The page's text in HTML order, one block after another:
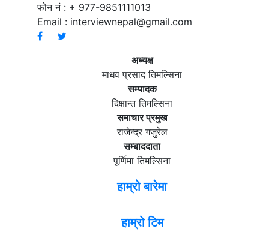
फोन नं : + 977-9851111013
Email : interviewnepal@gmail.com
अध्यक्ष
माधव प्रसाद तिमल्सिना
सम्पादक
दिक्षान्त तिमल्सिना
समाचार प्रमुख
राजेन्द्र गजुरेल
सम्बाददाता
पूर्णिमा तिमल्सिना
हाम्रो बारेमा
हाम्रो टिम